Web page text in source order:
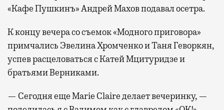
«Кафе Пушкинъ» Андрей Махов подавал осетра.
К концу вечера со съемок «Модного приговора»
примчались Эвелина Хромченко и Таня Геворкян,
успев расцеловаться с Катей Мцитуридзе и
братьями Верниками.
— Сегодня еще Marie Claire делает вечеринку, —